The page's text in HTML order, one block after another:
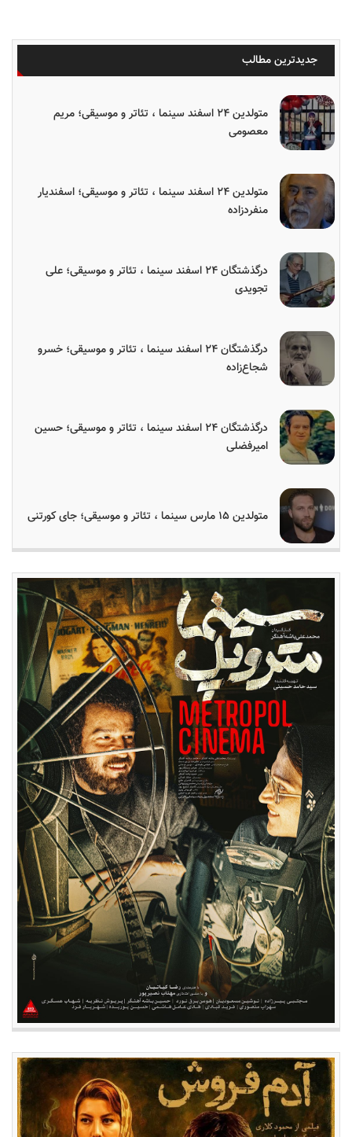
جدیدترین مطالب
متولدین ۲۴ اسفند سینما ، تئاتر و موسیقی؛ مریم
معصومی
متولدین ۲۴ اسفند سینما ، تئاتر و موسیقی؛ اسفندیار
منفردزاده
درگذشتگان ۲۴ اسفند سینما ، تئاتر و موسیقی؛ علی
تجویدی
درگذشتگان ۲۴ اسفند سینما ، تئاتر و موسیقی؛ خسرو
شجاع‌زاده
درگذشتگان ۲۴ اسفند سینما ، تئاتر و موسیقی؛ حسین
امیرفضلی
متولدین ۱۵ مارس سینما ، تئاتر و موسیقی؛ جای کورتنی